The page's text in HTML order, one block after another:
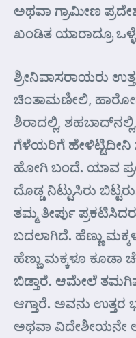
ಅಥವಾ ಗ್ರಾಮೀಣ
ಖಂಡಿತ ಯಾರಾದ್ರೂ
ಶ್ರೀನಿವಾಸರಾಯರು
ಚಿಂತಾಮಣೀಲಿ,
ಶಿರಾದಲ್ಲಿ,
ಗೆಳೆಯರಿಗೆ
ಹೋಗಿ ಬಂದೆ. ಯಾವ
ದೊಡ್ಡ ನಿಟ್ಟುಸಿರು
ತಮ್ಮ ತೀರ್ಪು
ಬದಲಾಗಿದೆ. ಹೆಣ್ಣು
ಹೆಣ್ಣು ಮಕ್ಕಳೂ ಕೂಡಾ
ಬಿಡ್ತಾರೆ. ಆಮೇಲೆ
ಆಗ್ತಾರೆ. ಅವನು
ಅಥವಾ ವಿದೇಶೀಯನೇ